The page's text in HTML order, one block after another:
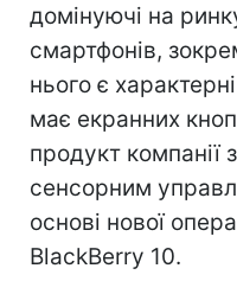
домінуючі на
смартфонів,
нього є
має екранних
продукт компанії
сенсорним
основі нової
BlackBerry 10.